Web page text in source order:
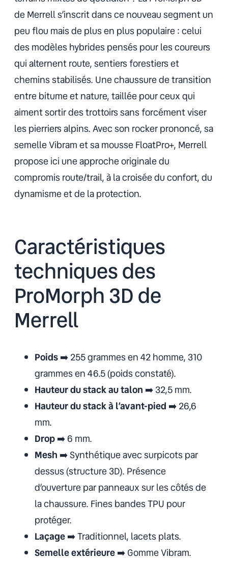
de Merrell s’inscrit dans ce nouveau segment un
peu flou mais de plus en plus populaire : celui
des modèles hybrides pensés pour les coureurs
qui alternent route, sentiers forestiers et
chemins stabilisés. Une chaussure de transition
entre bitume et nature, taillée pour ceux qui
aiment sortir des trottoirs sans forcément viser
les pierriers alpins. Avec son rocker prononcé, sa
semelle Vibram et sa mousse FloatPro+, Merrell
propose ici une approche originale du
compromis route/trail, à la croisée du confort, du
dynamisme et de la protection.
Caractéristiques
techniques des
ProMorph 3D de
Merrell
Poids➡️ 255 grammes en 42 homme, 310
grammes en 46.5 (poids constaté).
Hauteur du stack au talon ➡️ 32,5 mm.
Hauteur du stack à l’avant-pied ➡️ 26,6
mm.
Drop➡️ 6 mm.
Mesh ➡️ Synthétique avec surpicots par
dessus (structure 3D). Présence
d’ouverture par panneaux sur les côtés de
la chaussure. Fines bandes TPU pour
protéger.
Laçage➡️ Traditionnel, lacets plats.
Semelle extérieure➡️ Gomme Vibram.